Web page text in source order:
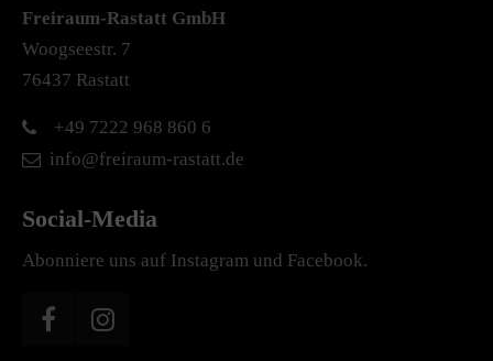
Freiraum-Rastatt GmbH
Woogseestr. 7
76437 Rastatt
+49 7222 968 860 6
info@freiraum-rastatt.de
Social-Media
Abonniere uns auf Instagram und Facebook.